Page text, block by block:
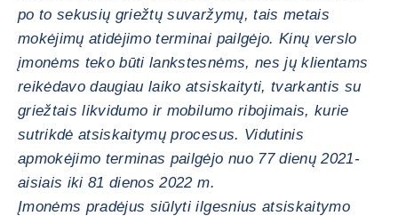
po to sekusių griežtų suvaržymų, tais metais
mokėjimų atidėjimo terminai pailgėjo. Kinų verslo
įmonėms teko būti lankstesnėms, nes jų klientams
reikėdavo daugiau laiko atsiskaityti, tvarkantis su
griežtais likvidumo ir mobilumo ribojimais, kurie
sutrikdė atsiskaitymų procesus. Vidutinis
apmokėjimo terminas pailgėjo nuo 77 dienų 2021-
aisiais iki 81 dienos 2022 m.
Įmonėms pradėjus siūlyti ilgesnius atsiskaitymo